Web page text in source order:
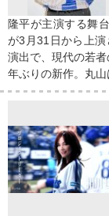
隆平が主演する舞
が3月31日から上
演出で、現代の若
年ぶりの新作。丸